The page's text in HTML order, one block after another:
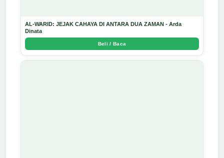
AL-WARID: JEJAK CAHAYA DI ANTARA DUA ZAMAN - Arda
Dinata
Beli / Baca